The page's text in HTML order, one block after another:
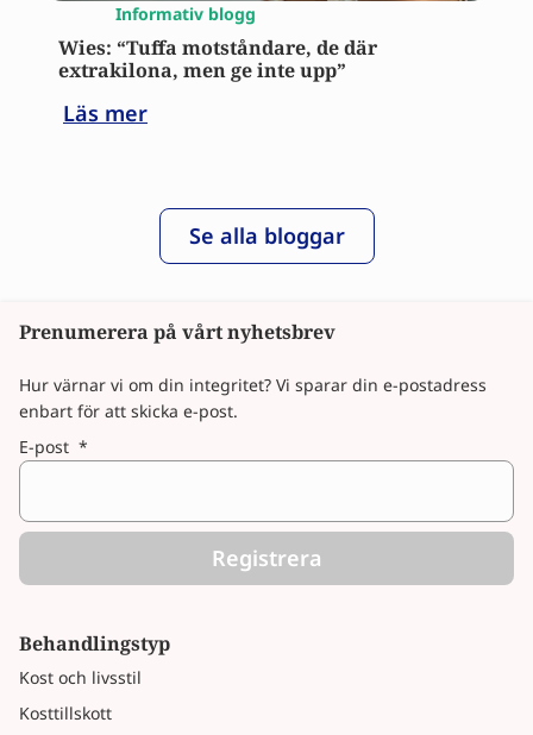
Informativ blogg
Wies: “Tuffa motståndare, de där
extrakilona, men ge inte upp”
Läs mer
Se alla bloggar
Behandlingstyp
Kost och livsstil
Kosttillskott
Prenumerera på vårt nyhetsbrev
E-post *
Registrera
Hur värnar vi om din integritet? Vi sparar din e-postadress
enbart för att skicka e-post.